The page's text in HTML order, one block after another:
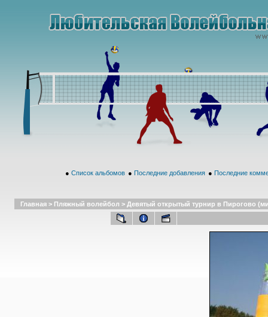
● Список альбомов ● Последние добавления ● Последние
Главная > Пляжный волейбол > Девятый открытый турнир в Пирогово